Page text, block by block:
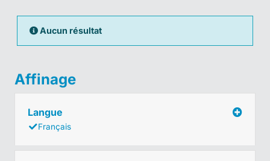
Aucun résultat
Affinage
Langue
Français